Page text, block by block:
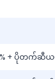
+ ပိုတက်ဆီယ